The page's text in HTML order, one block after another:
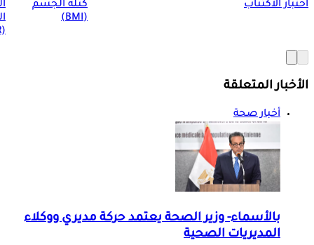
اختبار الاكتئاب
كتلة الجسم
(BMI)
(BMR)
الأخبار المتعلقة
أخبار صحة
بالأسماء- وزير الصحة يعتمد حركة مديري ووكلاء
المديريات الصحية